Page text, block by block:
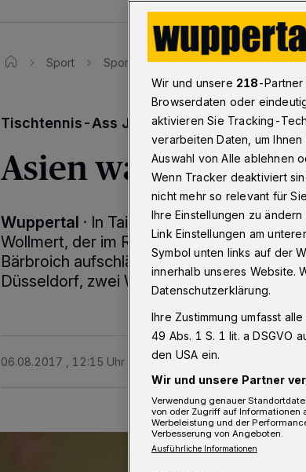
Sport Sporttexte Asien war eine Reise
Tischtennis-Ass Jochen Wollmenrt
Asien war eine
Wuppertal · In Taiwan und Korea
Wollmert, der im Regelsport ab der
Bärbroich aufschlägt und im
Düsseldorf, zwei Weltranglistenturniere
06.08.2017 , 12:15 Uhr 3 Minuten Lesezeit
Wir und unsere 218-
Browserdaten oder
aktivieren Sie Tracking-
verarbeiten Daten, um
Auswahl von Alle ablehnen
Wenn Tracker deaktiviert
nicht mehr so relevant für
Ihre Einstellungen zu
Link Einstellungen am
Symbol unten links auf der
innerhalb unseres Website.
Datenschutzerklärung.
Ihre Zustimmung umfasst
49 Abs. 1 S. 1 lit. a DSGVO
den USA ein.
Wir und unsere Partner
Verwendung genauer
von oder Zugriff auf Informationen
Werbeleistung und der
Verbesserung von Angeboten.
Ausführliche Informationen